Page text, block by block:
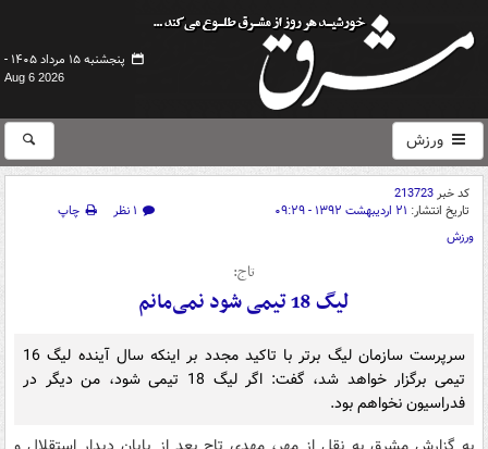
پنجشنبه ۱۵ مرداد ۱۴۰۵ -
Aug 6 2026
ورزش
کد خبر213723
تاریخ انتشار: ۲۱ اردیبهشت ۱۳۹۲ - ۰۹:۲۹ ۱ نظر
چاپ
ورزش
تاج:
لیگ 18 تیمی شود نمی‌مانم
سرپرست سازمان لیگ برتر با تاکید مجدد بر اینکه سال آینده لیگ 16
تیمی برگزار خواهد شد، گفت: اگر لیگ 18 تیمی شود، من دیگر در
فدراسیون نخواهم بود.